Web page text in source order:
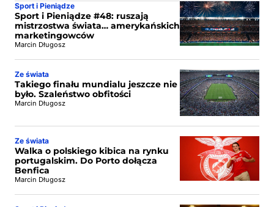
Sport i Pieniądze
Sport i Pieniądze #48: ruszają
mistrzostwa świata… amerykańskich
marketingowców
Marcin Długosz
Ze świata
Takiego finału mundialu jeszcze nie
było. Szaleństwo obfitości
Marcin Długosz
Ze świata
Walka o polskiego kibica na rynku
portugalskim. Do Porto dołącza
Benfica
Marcin Długosz